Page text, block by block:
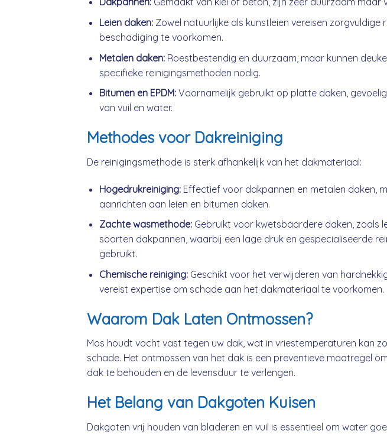
Leien daken:Zowel natuurlijke als kunstleien vereisen zorgvuldige
beschadiging te voorkomen.
Metalen daken:Roestbestendig en duurzaam, maar kunnen
specifieke reinigingsmethoden nodig.
Bitumen en EPDM:Voornamelijk gebruikt op platte daken,
van vuil en water.
Methodes voor Dakreiniging
De reinigingsmethode is sterk afhankelijk van het dakmateriaal:
Hogedrukreiniging:Effectief voor dakpannen en metalen daken,
aanrichten aan leien en bitumen daken.
Zachte wasmethode:Gebruikt voor kwetsbaardere daken, zoals
soorten dakpannen, waarbij een lage druk en gespecialiseerde
gebruikt.
Chemische reiniging:Geschikt voor het verwijderen van
vereist expertise om schade aan het dakmateriaal te voorkomen.
Waarom Dak Laten Ontmossen?
Mos houdt vocht vast tegen uw dak, wat in vriestemperaturen kan
schade. Het ontmossen van het dak is een preventieve maatregel
dak te behouden en de levensduur te verlengen.
Het Belang van Dakgoten Kuisen
Dakgoten vrij houden van bladeren en vuil is essentieel om water